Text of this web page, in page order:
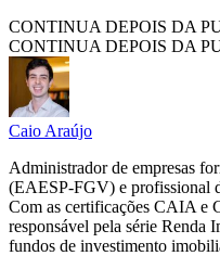
CONTINUA DEPOIS DA
CONTINUA DEPOIS DA
Caio Araújo
Administrador de empresas
(EAESP-FGV) e profissional
Com as certificações CAIA e
responsável pela série Renda
fundos de investimento